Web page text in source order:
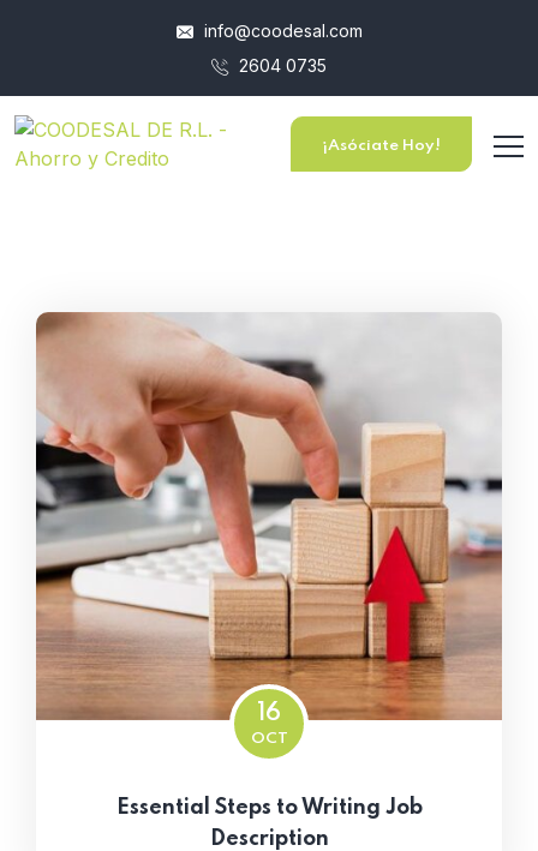
info@coodesal.com
2604 0735
¡Asóciate Hoy!
16
OCT
Essential Steps to Writing Job
Description